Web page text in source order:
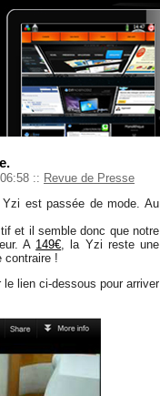
:: Revue de Presse
est passée de mode. Au
et il semble donc que notre
A 149€ , la Yzi reste une
contraire !
le lien ci-dessous pour arriver